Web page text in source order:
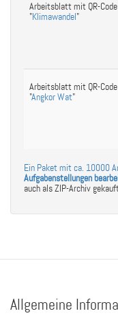
Arbeitsblatt mit QR-
"Klimawandel"
Arbeitsblatt mit QR-
"Angkor Wat"
Ein Paket mit ca. 10000
Aufgabenstellungen
auch als ZIP-Archiv
Allgemeine